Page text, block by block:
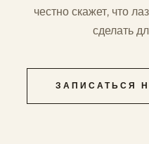
честно скажет, что
сделать
ЗАПИСАТЬСЯ